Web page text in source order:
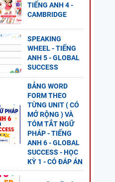
TIẾNG ANH 4 -
CAMBRIDGE
SPEAKING
WHEEL - TIẾNG
ANH 5 - GLOBAL
SUCCESS
BẢNG WORD
FORM THEO
TỪNG UNIT ( CÓ
MỞ RỘNG ) VÀ
TÓM TẮT NGỮ
PHÁP - TIẾNG
ANH 6 - GLOBAL
SUCCESS - HỌC
KỲ 1 - CÓ ĐÁP ÁN